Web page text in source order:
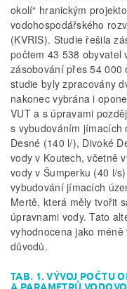
okolí“ hranickým
vodohospodářského
(KVRIS). Studie řešila
počtem 43 538 obyvatel
zásobování přes 54 000
studie byly zpracovány
nakonec vybrána i
VUT a s úpravami
s vybudováním jímacích
Desné (140 l/), Divoké
vody v Koutech, včetně
vody v Šumperku (40 l/
vybudování jímacích
Mertě, která měly tvořit
úpravnami vody. Tato
vyhodnocena jako
důvodů.
TAB. 1. VÝVOJ POČTU